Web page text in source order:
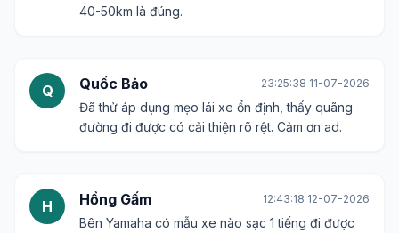
40-50km là đúng.
Q Quốc Bảo 23:25:38 11-07-2026
Đã thử áp dụng mẹo lái xe ổn định, thấy quãng
đường đi được có cải thiện rõ rệt. Cảm ơn ad.
H Hồng Gấm 12:43:18 12-07-2026
Bên Yamaha có mẫu xe nào sạc 1 tiếng đi được